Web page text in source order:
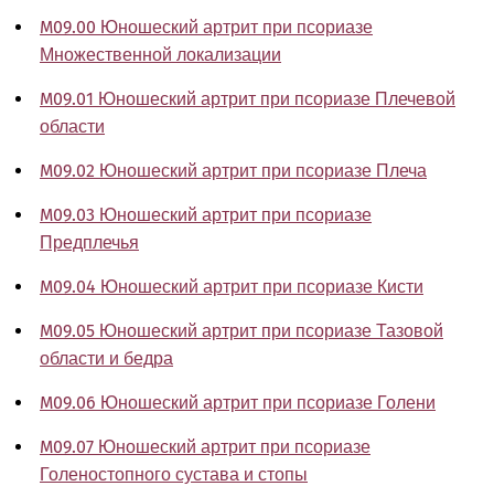
M09.00 Юношеский артрит при псориазе
Множественной локализации
M09.01 Юношеский артрит при псориазе Плечевой
области
M09.02 Юношеский артрит при псориазе Плеча
M09.03 Юношеский артрит при псориазе
Предплечья
M09.04 Юношеский артрит при псориазе Кисти
M09.05 Юношеский артрит при псориазе Тазовой
области и бедра
M09.06 Юношеский артрит при псориазе Голени
M09.07 Юношеский артрит при псориазе
Голеностопного сустава и стопы